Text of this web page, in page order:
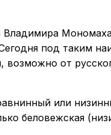
под таким
от
или
беловежская